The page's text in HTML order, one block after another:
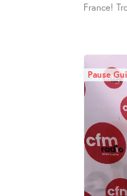
France!
Pause